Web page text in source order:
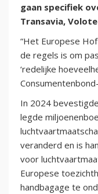
gaan specifiek
Transavia,
“Het Europese
de regels is om
‘redelijke
In 2024
legde
veranderd en is
voor
Europese
handbagage te